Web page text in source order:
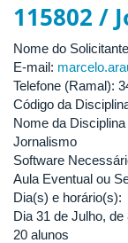
115802 /
Nome do
E-mail:
Telefone (Ramal):
Código da
Nome da
Jornalismo
Software
Aula Eventual ou
Dia(s) e horário(s):
Dia 31 de Julho, de
20 alunos